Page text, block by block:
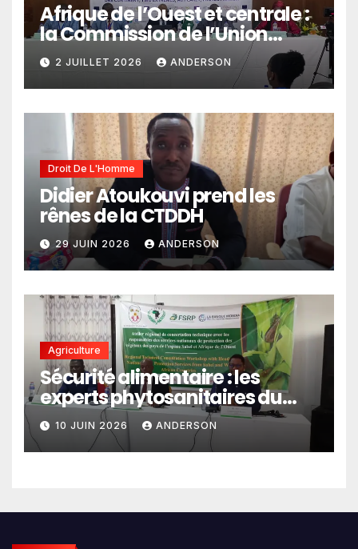
Afrique de l’Ouest et centrale :
la Commission de l’Union
africaine veut renforcer
l’intégration des services
climatiques dans les
politiques publiques
2 JUILLET 2026 ANDERSON
Droit De L'Homme
Didier Atoukouvi prend les
rênes de la CTDDH
29 JUIN 2026 ANDERSON
Agriculture
Sécurité alimentaire : les
experts phytosanitaires du
Sahel et d’Afrique de l’Ouest
en conclave à Lomé
10 JUIN 2026 ANDERSON